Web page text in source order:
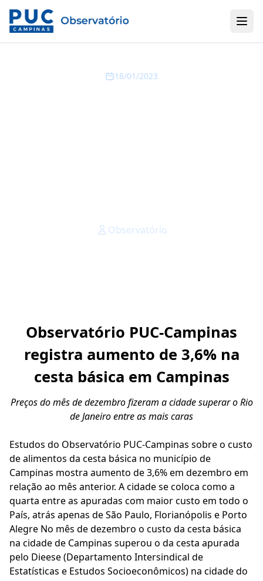
18/01/2023
Observatório
Observatório PUC-Campinas
registra aumento de 3,6% na
cesta básica em Campinas
Preços do mês de dezembro fizeram a cidade superar o Rio
de Janeiro entre as mais caras
Estudos do Observatório PUC-Campinas sobre o custo
de alimentos da cesta básica no município de
Campinas mostra aumento de 3,6% em dezembro em
relação ao mês anterior. A cidade se coloca como a
quarta entre as apuradas com maior custo em todo o
País, atrás apenas de São Paulo, Florianópolis e Porto
Alegre No mês de dezembro o custo da cesta básica
na cidade de Campinas superou o da cesta apurada
pelo Dieese (Departamento Intersindical de
Estatísticas e Estudos Socioeconômicos) na cidade do